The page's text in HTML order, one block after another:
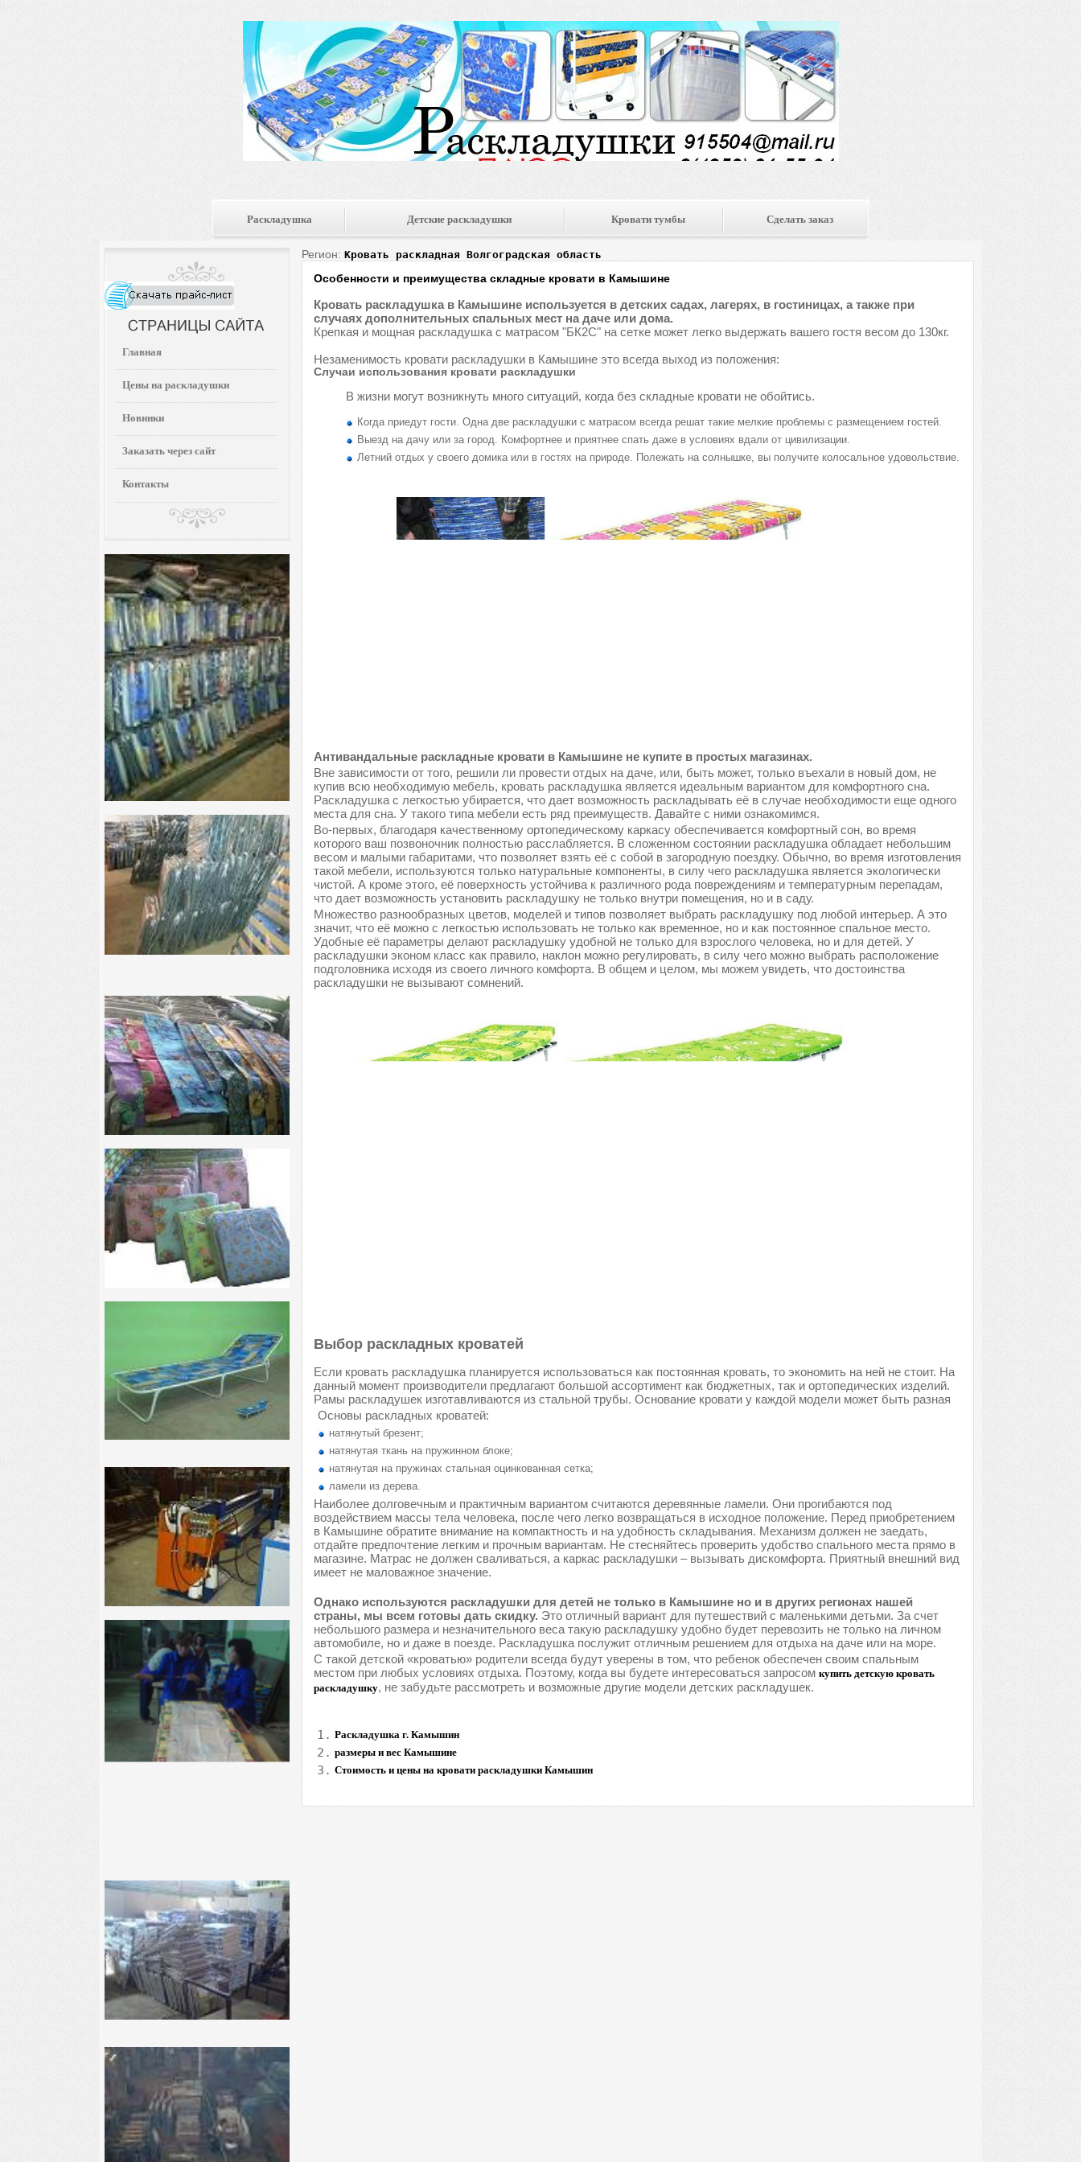
Раскладушка Детские раскладушки Кровати тумбы Сделать заказ
Главная
Цены на раскладушки
Новинки
Заказать через сайт
Контакты
Регион: Кровать раскладная Волгоградская область
Особенности и преимущества складные кровати в Камышине
Кровать раскладушка в Камышине используется в детских садах, лагерях, в гостиницах, а также при
случаях дополнительных спальных мест на даче или дома.
Крепкая и мощная раскладушка с матрасом "БК2С" на сетке может легко выдержать вашего гостя весом до 130кг.
Незаменимость кровати раскладушки в Камышине это всегда выход из положения:
Случаи использования кровати раскладушки
В жизни могут возникнуть много ситуаций, когда без складные кровати не обойтись.
Когда приедут гости. Одна две раскладушки с матрасом всегда решат такие мелкие проблемы с размещением гостей.
Выезд на дачу или за город. Комфортнее и приятнее спать даже в условиях вдали от цивилизации.
Летний отдых у своего домика или в гостях на природе. Полежать на солнышке, вы получите колосальное удовольствие.
Антивандальные раскладные кровати в Камышине не купите в простых магазинах.
Вне зависимости от того, решили ли провести отдых на даче, или, быть может, только въехали в новый дом, не
купив всю необходимую мебель, кровать раскладушка является идеальным вариантом для комфортного сна.
Раскладушка с легкостью убирается, что дает возможность раскладывать её в случае необходимости еще одного
места для сна. У такого типа мебели есть ряд преимуществ. Давайте с ними ознакомимся.
Во-первых, благодаря качественному ортопедическому каркасу обеспечивается комфортный сон, во время
которого ваш позвоночник полностью расслабляется. В сложенном состоянии раскладушка обладает небольшим
весом и малыми габаритами, что позволяет взять её с собой в загородную поездку. Обычно, во время изготовления
такой мебели, используются только натуральные компоненты, в силу чего раскладушка является экологически
чистой. А кроме этого, её поверхность устойчива к различного рода повреждениям и температурным перепадам,
что дает возможность установить раскладушку не только внутри помещения, но и в саду.
Множество разнообразных цветов, моделей и типов позволяет выбрать раскладушку под любой интерьер. А это
значит, что её можно с легкостью использовать не только как временное, но и как постоянное спальное место.
Удобные её параметры делают раскладушку удобной не только для взрослого человека, но и для детей. У
раскладушки эконом класс как правило, наклон можно регулировать, в силу чего можно выбрать расположение
подголовника исходя из своего личного комфорта. В общем и целом, мы можем увидеть, что достоинства
раскладушки не вызывают сомнений.
Выбор раскладных кроватей
Если кровать раскладушка планируется использоваться как постоянная кровать, то экономить на ней не стоит. На
данный момент производители предлагают большой ассортимент как бюджетных, так и ортопедических изделий.
Рамы раскладушек изготавливаются из стальной трубы. Основание кровати у каждой модели может быть разная
Основы раскладных кроватей:
натянутый брезент;
натянутая ткань на пружинном блоке;
натянутая на пружинах стальная оцинкованная сетка;
ламели из дерева.
Наиболее долговечным и практичным вариантом считаются деревянные ламели. Они прогибаются под
воздействием массы тела человека, после чего легко возвращаться в исходное положение. Перед приобретением
в Камышине обратите внимание на компактность и на удобность складывания. Механизм должен не заедать,
отдайте предпочтение легким и прочным вариантам. Не стесняйтесь проверить удобство спального места прямо в
магазине. Матрас не должен сваливаться, а каркас раскладушки – вызывать дискомфорта. Приятный внешний вид
имеет не маловажное значение.
Однако используются раскладушки для детей не только в Камышине но и в других регионах нашей
страны, мы всем готовы дать скидку. Это отличный вариант для путешествий с маленькими детьми. За счет
небольшого размера и незначительного веса такую раскладушку удобно будет перевозить не только на личном
автомобиле, но и даже в поезде. Раскладушка послужит отличным решением для отдыха на даче или на море.
С такой детской «кроватью» родители всегда будут уверены в том, что ребенок обеспечен своим спальным
местом при любых условиях отдыха. Поэтому, когда вы будете интересоваться запросом купить детскую кровать
раскладушку, не забудьте рассмотреть и возможные другие модели детских раскладушек.
1. Раскладушка г. Камышин
2. размеры и вес Камышине
3. Стоимость и цены на кровати раскладушки Камышин